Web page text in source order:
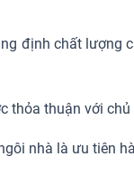
định chất lượng
thỏa thuận với
nhà là ưu tiên